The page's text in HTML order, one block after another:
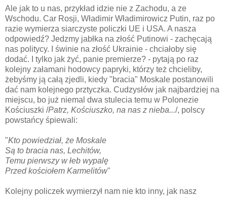
Ale jak to u nas, przykład idzie nie z Zachodu, a ze
Wschodu. Car Rosji, Władimir Władimirowicz Putin, raz po
razie wymierza siarczyste policzki UE i USA. A nasza
odpowiedź? Jedzmy jabłka na złość Putinowi - zachęcają
nas politycy. I świnie na złość Ukrainie - chciałoby się
dodać. I tylko jak żyć, panie premierze? - pytają po raz
kolejny załamani hodowcy papryki, którzy też chcieliby,
żebyśmy ją całą zjedli, kiedy "bracia" Moskale postanowili
dać nam kolejnego prztyczka. Cudzysłów jak najbardziej na
miejscu, bo już niemal dwa stulecia temu w Polonezie
Kościuszki /Patrz, Kościuszko, na nas z nieba.../, polscy
powstańcy śpiewali:
"Kto powiedział, że Moskale
Są to bracia nas, Lechitów,
Temu pierwszy w łeb wypalę
Przed kościołem Karmelitów"
Kolejny policzek wymierzył nam nie kto inny, jak nasz